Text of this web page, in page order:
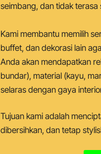
seimbang, dan tidak terasa
Kami membantu memilih
buffet, dan dekorasi lain
Anda akan mendapatkan
bundar), material (kayu,
selaras dengan gaya
Tujuan kami adalah
dibersihkan, dan tetap